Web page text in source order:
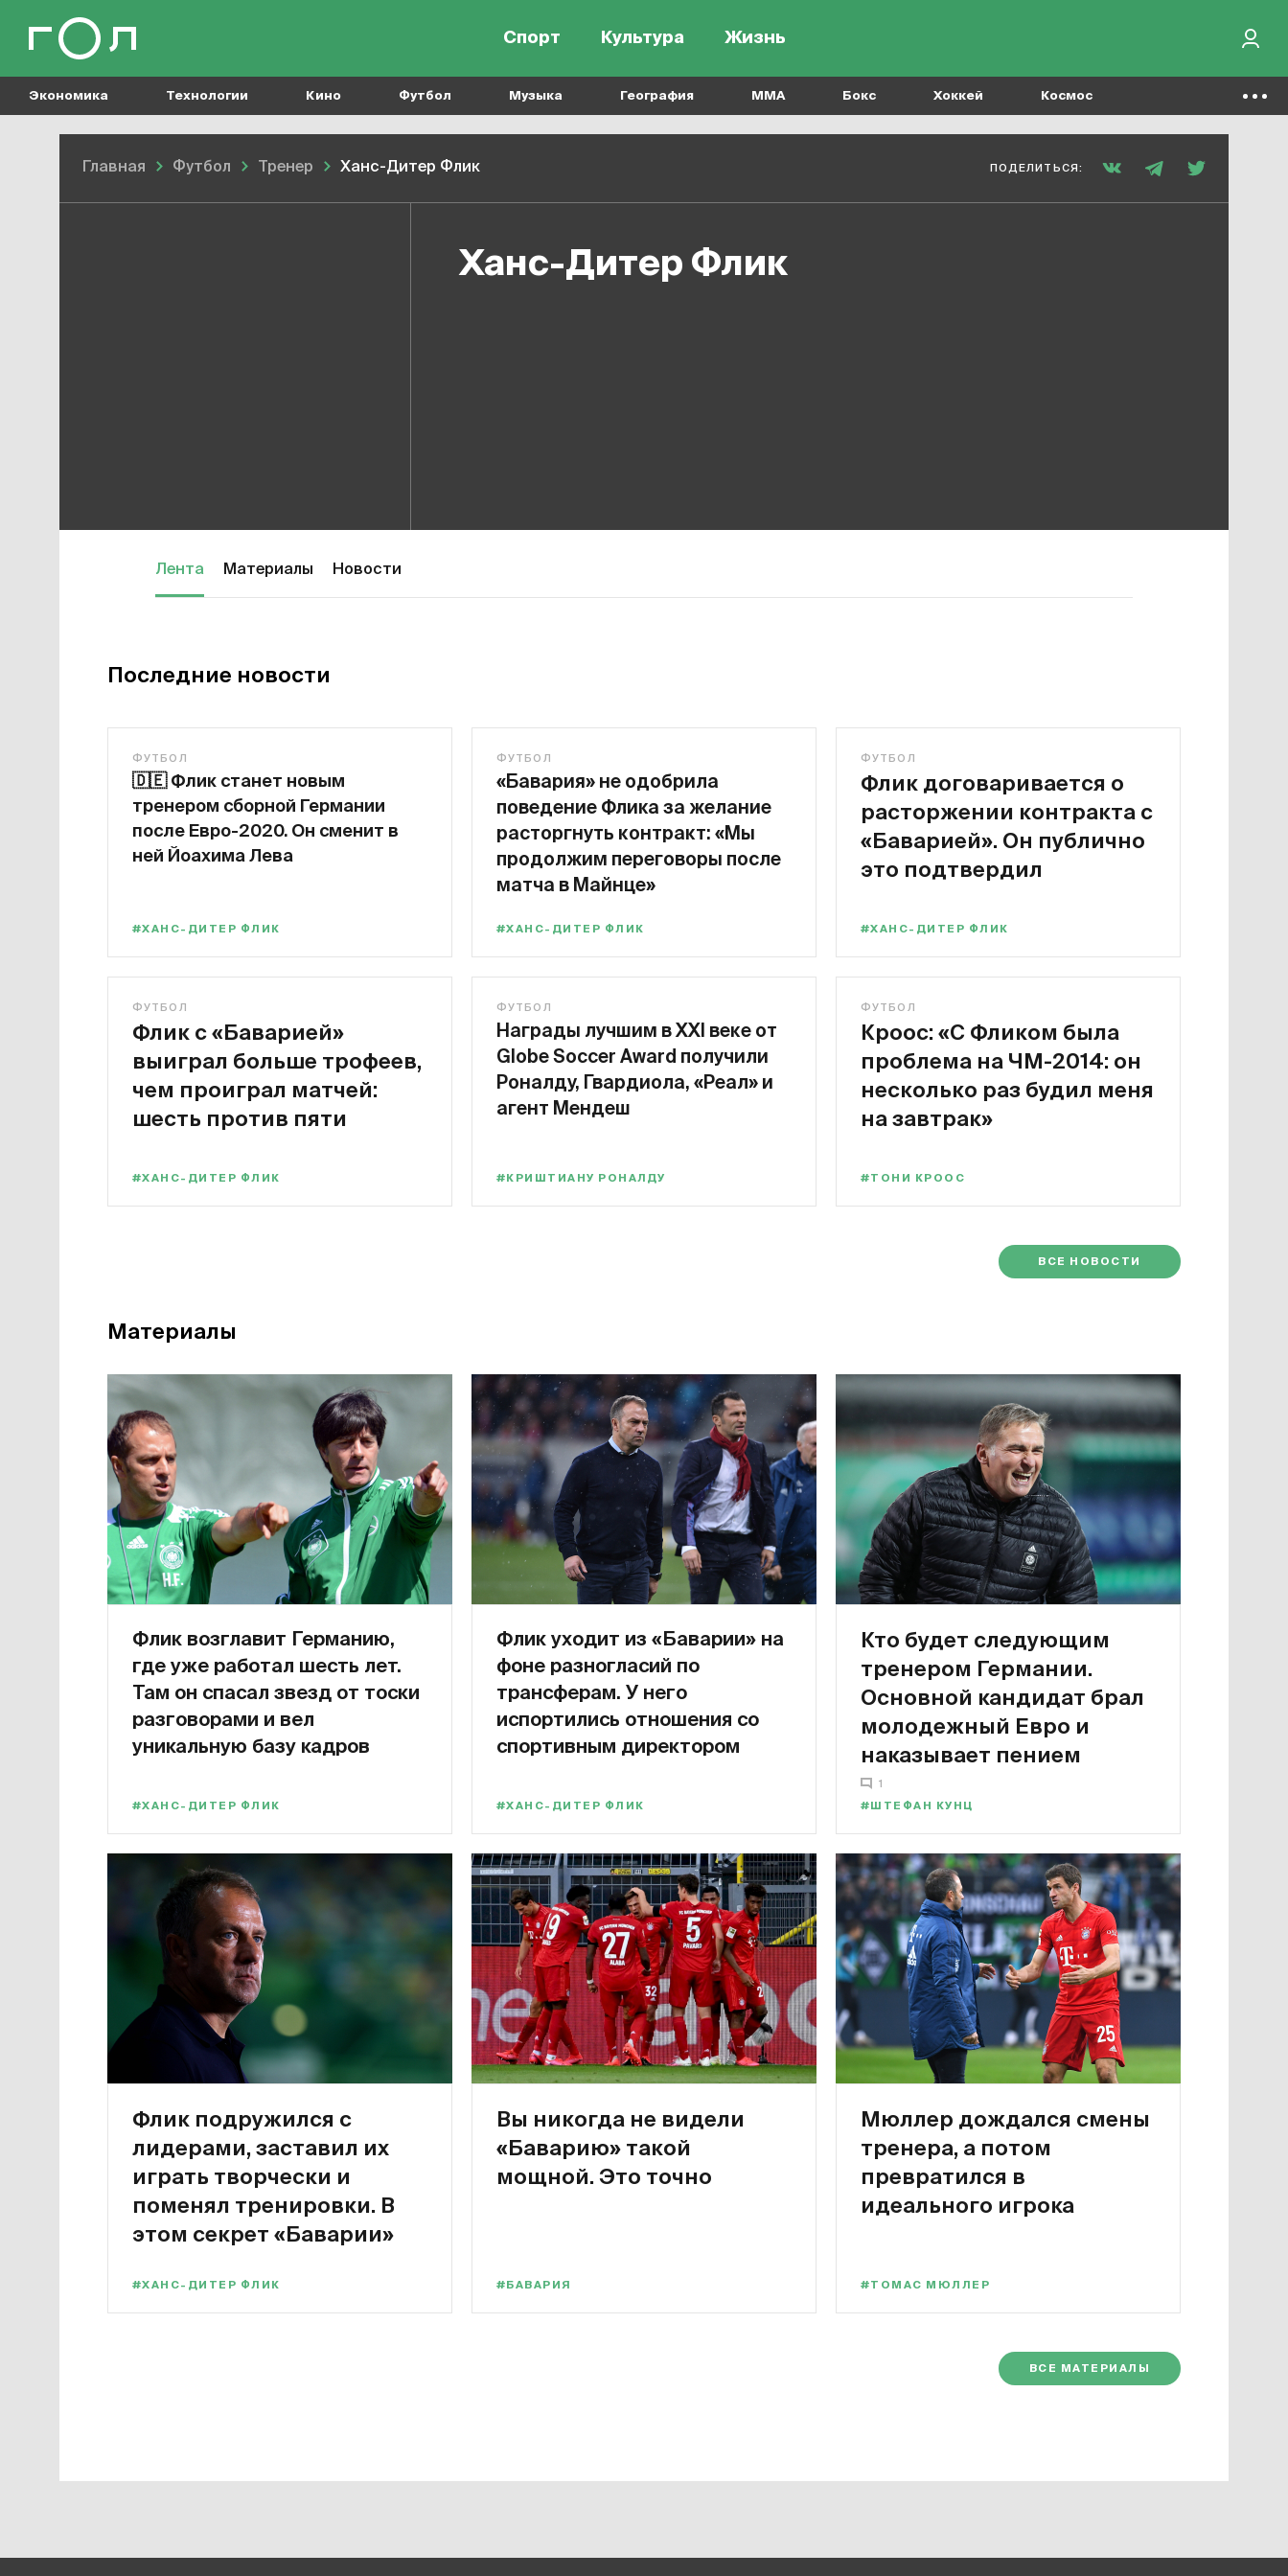
Спорт Культура Жизнь
Экономика Технологии Кино Футбол Музыка География MMA Бокс Хоккей Космос
Главная Футбол Тренер Ханс-Дитер Флик ПОДЕЛИТЬСЯ:
Ханс-Дитер Флик
Лента Материалы Новости
Последние новости
ФУТБОЛ
🇩🇪Флик станет новым
тренером сборной Германии
после Евро-2020. Он сменит в
ней Йоахима Лева
#ХАНС-ДИТЕР ФЛИК
ФУТБОЛ
«Бавария» не одобрила
поведение Флика за желание
расторгнуть контракт: «Мы
продолжим переговоры после
матча в Майнце»
#ХАНС-ДИТЕР ФЛИК
ФУТБОЛ
Флик договаривается о
расторжении контракта с
«Баварией». Он публично
это подтвердил
#ХАНС-ДИТЕР ФЛИК
ФУТБОЛ
Флик с «Баварией»
выиграл больше трофеев,
чем проиграл матчей:
шесть против пяти
#ХАНС-ДИТЕР ФЛИК
ФУТБОЛ
Награды лучшим в XXI веке от
Globe Soccer Award получили
Роналду, Гвардиола, «Реал» и
агент Мендеш
#КРИШТИАНУ РОНАЛДУ
ФУТБОЛ
Кроос: «С Фликом была
проблема на ЧМ-2014: он
несколько раз будил меня
на завтрак»
#ТОНИ КРООС
ВСЕ НОВОСТИ
Материалы
Флик возглавит Германию,
где уже работал шесть лет.
Там он спасал звезд от тоски
разговорами и вел
уникальную базу кадров
#ХАНС-ДИТЕР ФЛИК
Флик уходит из «Баварии» на
фоне разногласий по
трансферам. У него
испортились отношения со
спортивным директором
#ХАНС-ДИТЕР ФЛИК
Кто будет следующим
тренером Германии.
Основной кандидат брал
молодежный Евро и
наказывает пением
1
#ШТЕФАН КУНЦ
Флик подружился с
лидерами, заставил их
играть творчески и
поменял тренировки. В
этом секрет «Баварии»
#ХАНС-ДИТЕР ФЛИК
Вы никогда не видели
«Баварию» такой
мощной. Это точно
#БАВАРИЯ
Мюллер дождался смены
тренера, а потом
превратился в
идеального игрока
#ТОМАС МЮЛЛЕР
ВСЕ МАТЕРИАЛЫ